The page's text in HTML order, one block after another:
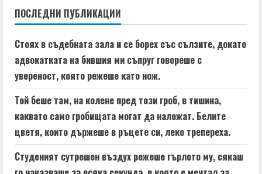
u
e
R
e
a
d
ПОСЛЕДНИ ПУБЛИКАЦИИ
Стоях в съдебната зала и се борех със сълзите, докато
адвокатката на бившия ми съпруг говореше с
увереност, която режеше като нож.
Той беше там, на колене пред този гроб, в тишина,
каквато само гробищата могат да наложат. Белите
цветя, които държеше в ръцете си, леко трепереха.
Студеният сутрешен въздух режеше гърлото му, сякаш